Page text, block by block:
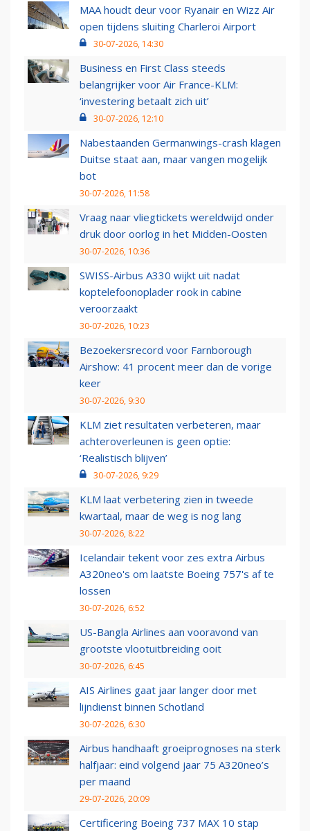
MAA houdt deur voor Ryanair en Wizz Air
open tijdens sluiting Charleroi Airport
30-07-2026, 14:30
Business en First Class steeds
belangrijker voor Air France-KLM:
‘investering betaalt zich uit’
30-07-2026, 12:10
Nabestaanden Germanwings-crash klagen
Duitse staat aan, maar vangen mogelijk
bot
30-07-2026, 11:58
Vraag naar vliegtickets wereldwijd onder
druk door oorlog in het Midden-Oosten
30-07-2026, 10:36
SWISS-Airbus A330 wijkt uit nadat
koptelefoonoplader rook in cabine
veroorzaakt
30-07-2026, 10:23
Bezoekersrecord voor Farnborough
Airshow: 41 procent meer dan de vorige
keer
30-07-2026, 9:30
KLM ziet resultaten verbeteren, maar
achteroverleunen is geen optie:
‘Realistisch blijven’
30-07-2026, 9:29
KLM laat verbetering zien in tweede
kwartaal, maar de weg is nog lang
30-07-2026, 8:22
Icelandair tekent voor zes extra Airbus
A320neo's om laatste Boeing 757's af te
lossen
30-07-2026, 6:52
US-Bangla Airlines aan vooravond van
grootste vlootuitbreiding ooit
30-07-2026, 6:45
AIS Airlines gaat jaar langer door met
lijndienst binnen Schotland
30-07-2026, 6:30
Airbus handhaaft groeiprognoses na sterk
halfjaar: eind volgend jaar 75 A320neo’s
per maand
29-07-2026, 20:09
Certificering Boeing 737 MAX 10 stap